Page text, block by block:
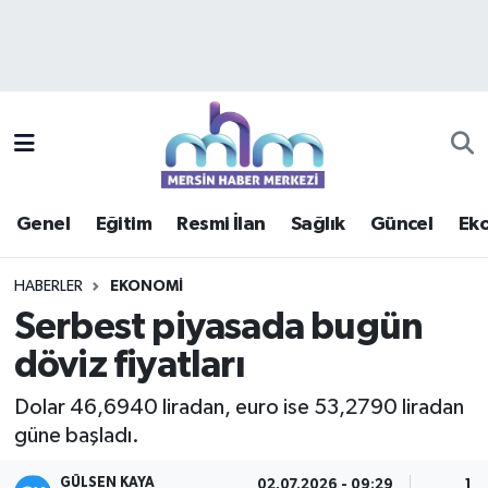
Genel Eğitim Resmi İlan Sağlık Güncel
HABERLER EKONOMI
Serbest piyasada bugün
döviz fiyatları
Dolar 46,6940 liradan, euro ise 53,2790 liradan
güne başladı.
GÜLSEN KAYA
Güncel
Haberde insan
Kültür - Sanat
Mersin Trafik Yoğunluk Haritası
Süper Lig Puan Durumu ve Fikstür
Haber Arşivi